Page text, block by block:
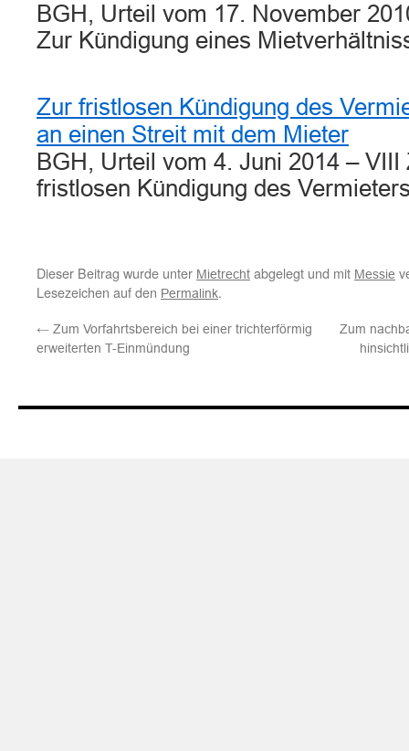
BGH, Urteil vom 17. November
Zur Kündigung eines
Zur fristlosen Kündigung des
an einen Streit mit dem Mieter
BGH, Urteil vom 4. Juni 2014 –
fristlosen Kündigung des
Dieser Beitrag wurde unter Mietrecht abgelegt und mit Messie
Lesezeichen auf den Permalink.
← Zum Vorfahrtsbereich bei einer trichterförmig
erweiterten T-Einmündung
Zum